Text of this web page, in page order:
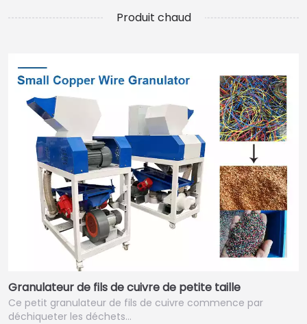
Produit chaud
Granulateur de fils de cuivre de petite taille
Ce petit granulateur de fils de cuivre commence par
déchiqueter les déchets…